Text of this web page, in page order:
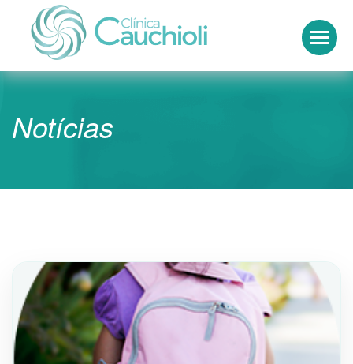
Clínica Cauchioli
Notícias